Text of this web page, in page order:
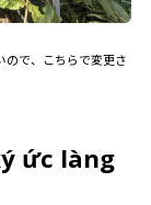
ので、こちらで変更さ
ức làng